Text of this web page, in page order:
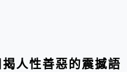
人性善惡的震撼語